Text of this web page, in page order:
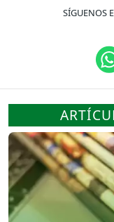
SÍGUENOS